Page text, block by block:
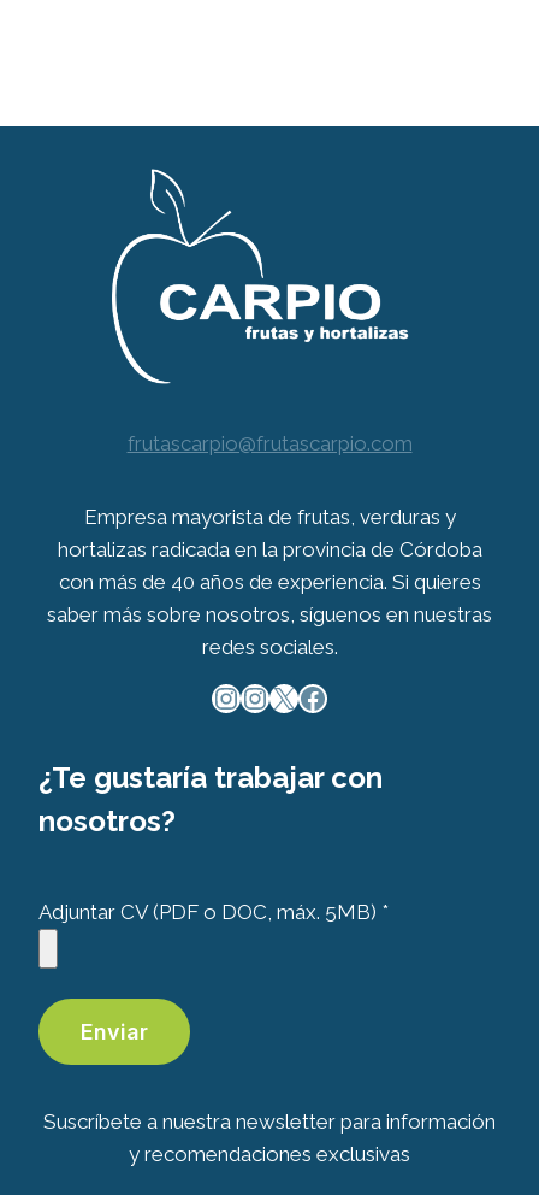
frutascarpio@frutascarpio.com
Empresa mayorista de frutas, verduras y
hortalizas radicada en la provincia de Córdoba
con más de 40 años de experiencia. Si quieres
saber más sobre nosotros, síguenos en nuestras
redes sociales.
Instagram
Instagram
X Facebook
¿Te gustaría trabajar con
nosotros?
Adjuntar CV (PDF o DOC, máx. 5MB) *
Suscríbete a nuestra newsletter para información
y recomendaciones exclusivas